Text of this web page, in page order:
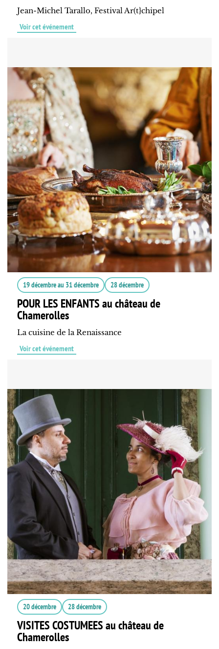
Jean-Michel Tarallo, Festival Ar(t}chipel
Voir cet événement
19 décembreau 31 décembre 28 décembre
POUR LES ENFANTS au château de
Chamerolles
La cuisine de la Renaissance
Voir cet événement
20 décembre 28 décembre
VISITES COSTUMEES au château de
Chamerolles